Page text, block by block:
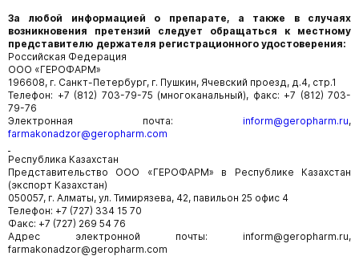
За любой информацией о препарате, а также в случаях
возникновения претензий следует обращаться к местному
представителю держателя регистрационного удостоверения:
Российская Федерация
ООО «ГЕРОФАРМ»
196608, г. Санкт-Петербург, г. Пушкин, Ячевский проезд, д.4, стр.1
Телефон: +7 (812) 703-79-75 (многоканальный), факс: +7 (812) 703-
79-76
Электронная почта: inform@geropharm.ru,
farmakonadzor@geropharm.com
Республика Казахстан
Представительство ООО «ГЕРОФАРМ» в Республике Казахстан
(экспорт Казахстан)
050057, г. Алматы, ул. Тимирязева, 42, павильон 25 офис 4
Телефон: +7 (727) 334 15 70
Факс: +7 (727) 269 54 76
Адрес электронной почты: inform@geropharm.ru,
farmakonadzor@geropharm.com